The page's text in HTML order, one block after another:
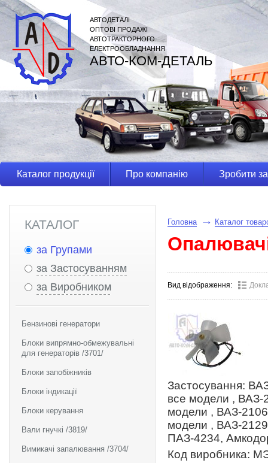
АВТОДЕТАЛІ
ОПТОВІ ПРОДАЖІ
АВТОТРАКТОРНОГО
ЕЛЕКТРООБЛАДНАННЯ
АВТО-КОМ-ДЕТАЛЬ
Каталог продукції Про компанію Зробити
КАТАЛОГ
за Групами
за Застосуванням
за Виробником
Бензинові генератори
Блоки випрямно-обмежувальні
для генераторів /3701/
Блоки запобіжників
Блоки індикації
Блоки керування
Вали гнучкі /3819/
Вимикачі запалювання /3704/
Головна Каталог
Вид відображення:
Застосування:
все модели , ВАЗ-
модели , ВАЗ-
модели , ВАЗ-
ПАЗ-4234,
Код виробника: